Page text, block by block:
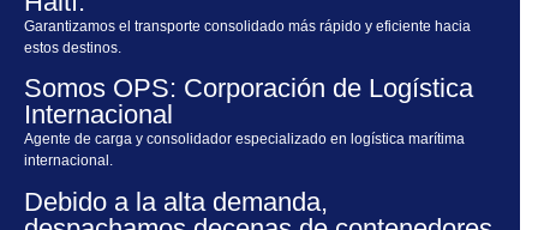
Garantizamos el transporte consolidado más rápido y eficiente hacia
estos destinos.
Somos OPS: Corporación de Logística
Internacional
Agente de carga y consolidador especializado en logística marítima
internacional.
Debido a la alta demanda,